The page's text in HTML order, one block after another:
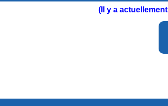
(Il y a actuellement